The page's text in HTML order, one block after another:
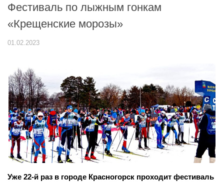
Фестиваль по лыжным гонкам
«Крещенские морозы»
01.02.2023
Уже 22-й раз в городе Красногорск проходит фестиваль